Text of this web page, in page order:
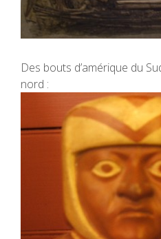
Des bouts d’amérique du
nord :